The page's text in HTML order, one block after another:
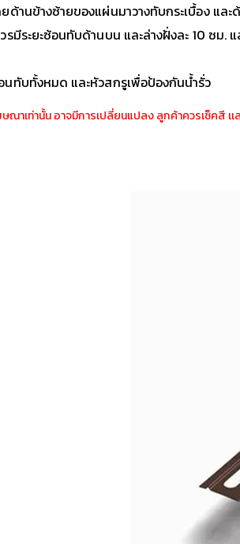
ด้านข้างซ้ายของแผ่นมาวางทับกระเบื้อง แล
มีระยะซ้อนทับด้านบน และล่างฝั่งละ 10 ซม
ทับทั้งหมด และหัวสกรูเพื่อป้องกันน้ำรั่ว
าเท่านั้น อาจมีการเปลี่ยนแปลง ลูกค้าควรเช็คสี เ